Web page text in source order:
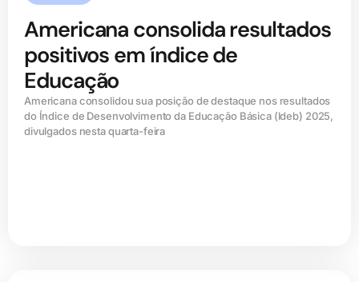
Americana consolida resultados
positivos em índice de
Educação
Americana consolidou sua posição de destaque nos resultados
do Índice de Desenvolvimento da Educação Básica (ldeb) 2025,
divulgados nesta quarta-feira